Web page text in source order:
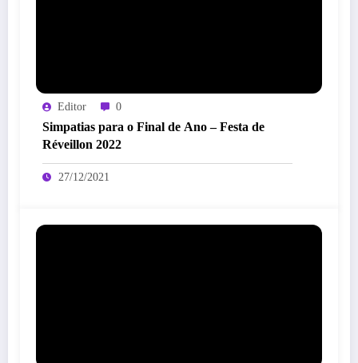
Editor 0
Simpatias para o Final de Ano – Festa de
Réveillon 2022
27/12/2021